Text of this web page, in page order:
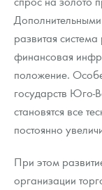
развитая
финансовая
положение.
государств Юго-
становятся все
постоянно
При этом
организации